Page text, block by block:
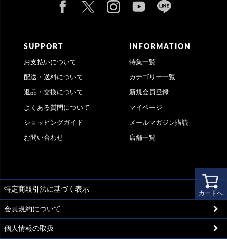
カートへ
SUPPORT
お支払いについて
配送・送料について
返品・交換について
よくある質問について
ショッピングガイド
お問い合わせ
INFORMATION
特集一覧
カテゴリー一覧
新規会員登録
マイページ
メールマガジン購読
店舗一覧
特定商取引法に基づく表示
会員規約について
個人情報の取扱